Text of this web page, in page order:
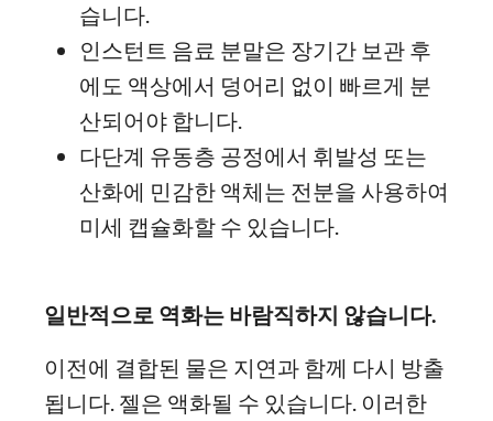
습니다.
인스턴트 음료 분말은 장기간 보관 후
에도 액상에서 덩어리 없이 빠르게 분
산되어야 합니다.
다단계 유동층 공정에서 휘발성 또는
산화에 민감한 액체는 전분을 사용하여
미세 캡슐화할 수 있습니다.
일반적으로 역화는 바람직하지 않습니다.
이전에 결합된 물은 지연과 함께 다시 방출
됩니다. 젤은 액화될 수 있습니다. 이러한